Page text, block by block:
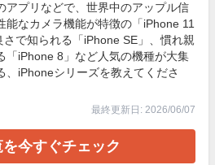
アプリなどで、世界中のアップル信
能なカメラ機能が特徴の「iPhone 11
で知られる「iPhone SE」、慣れ親
「iPhone 8」など人気の機種が大集
、iPhoneシリーズを教えてくださ
最終更新日: 2026/06/07
今すぐチェック